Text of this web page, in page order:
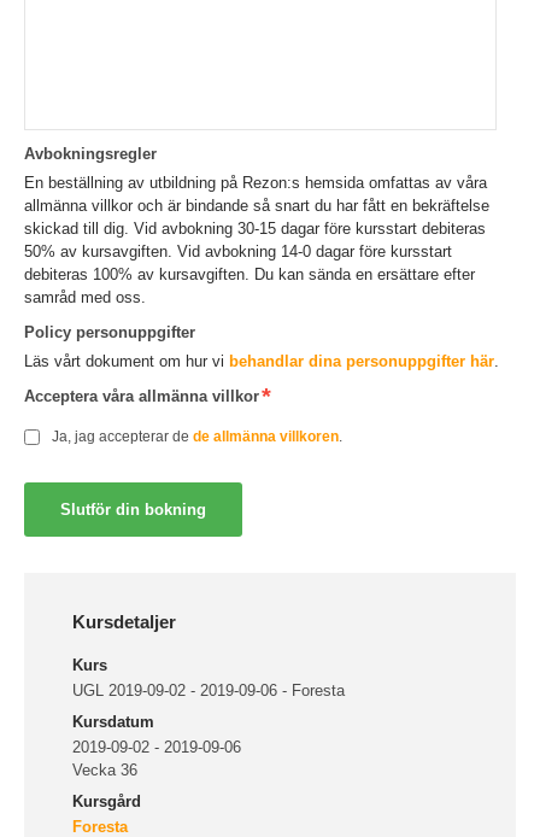
Avbokningsregler
En beställning av utbildning på Rezon:s hemsida omfattas av våra
allmänna villkor och är bindande så snart du har fått en bekräftelse
skickad till dig. Vid avbokning 30-15 dagar före kursstart debiteras
50% av kursavgiften. Vid avbokning 14-0 dagar före kursstart
debiteras 100% av kursavgiften. Du kan sända en ersättare efter
samråd med oss.
Policy personuppgifter
Läs vårt dokument om hur vi behandlar dina personuppgifter här.
Acceptera våra allmänna villkor
Ja, jag accepterar de de allmänna villkoren
Kursdetaljer
Kurs
UGL 2019-09-02 - 2019-09-06 - Foresta
Kursdatum
2019-09-02 - 2019-09-06
Vecka 36
Kursgård
Foresta